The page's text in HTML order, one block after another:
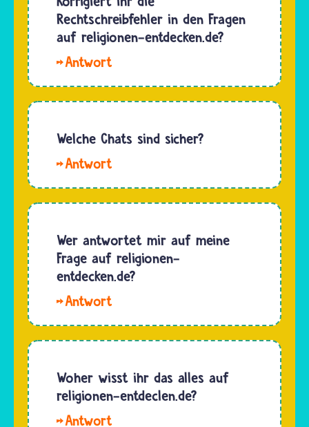
kannst
im
Lexikon…
entdecken.de
arbeiten
Menschen
mit:Die
beiden
Tim und
Moritz…
Rechtschreibfehler in den Fragen
auf religionen-entdecken.de?
korrigieren
Rechtschreibung
Fragen,
bevor
wir sie
Dafür
gibt…
Welche Chats sind sicher?
ist sicher,
Moderatorinnen
und
Moderatoren
Beiträge
lesen und
nur
wenn
sie…
Wer antwortet mir auf meine
Frage auf religionen-
entdecken.de?
Fragen
die
Expertinnen
und
Woher wisst ihr das alles auf
religionen-entdeclen.de?